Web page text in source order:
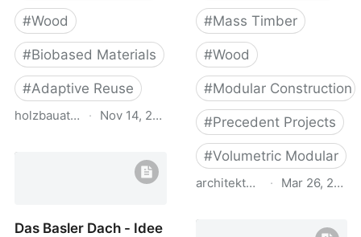
#Wood
#Biobased Materials
#Adaptive Reuse
holzbauatlas.de
· Nov 14, 2025
Das Basler Dach - Idee
#Mass Timber
#Wood
#Modular Construction
#Precedent Projects
#Volumetric Modular
architekturbasel.ch
· Mar 26, 2022